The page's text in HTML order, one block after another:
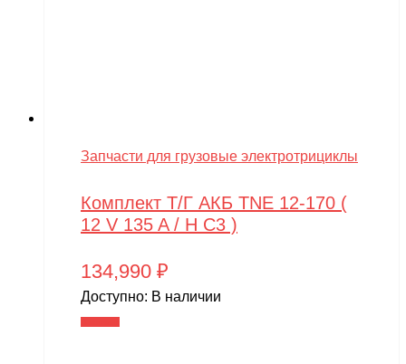
Запчасти для грузовые электротрициклы
Комплект Т/Г АКБ TNE 12-170 (
12 V 135 A / H C3 )
134,990 ₽
Доступно: В наличии